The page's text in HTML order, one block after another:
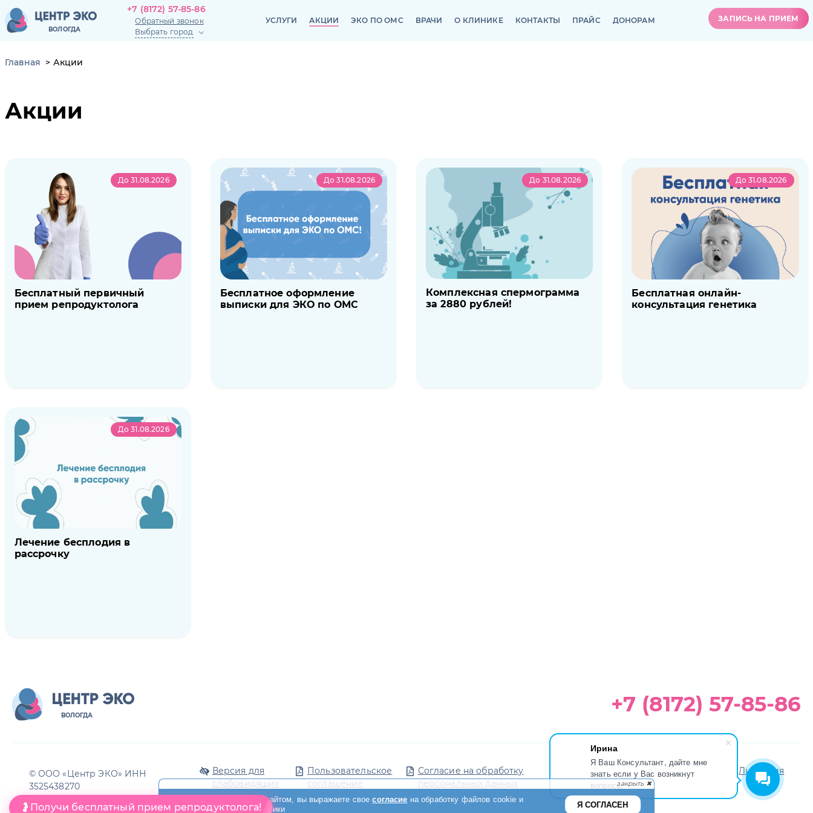
Ирина
Я Ваш Консультант, дайте мне
знать если у Вас возникнут
вопросы.
ВОЛОГДА
УСЛУГИ АКЦИИ ЭКО ПО ОМС ВРАЧИ О КЛИНИКЕ КОНТАКТЫ ПРАЙС ДОНОРАМ ЗАПИСЬ НА ПРИЕМ
+7 (8172) 57-85-86
Обратный звонок
ВОЛОГДА
УСЛУГИ АКЦИИ ЭКО ПО ОМС ВРАЧИ О КЛИНИКЕ КОНТАКТЫ ПРАЙС ДОНОРАМ ЗАПИСЬ НА ПРИЕМ
+7 (8172) 57-85-86
Обратный звонок
Выбрать город
Главная Акции
Акции
До 31.08.2026
Бесплатный первичный
прием репродуктолога
До 31.08.2026
Бесплатное оформление
выписки для ЭКО по ОМС
До 31.08.2026
Комплексная спермограмма
за 2880 рублей!
До 31.08.2026
Бесплатная онлайн-
консультация генетика
До 31.08.2026
Лечение бесплодия в
рассрочку
ВОЛОГДА +7 (8172) 57-85-86
Версия для
слабовидящих
Пользовательское
соглашение
Согласие на обработку
персональных данных
Положение на обработку
персональных данных
Лицензия
© ООО «Центр ЭКО» ИНН
3525438270
🤰Получи бесплатный прием репродуктолога!